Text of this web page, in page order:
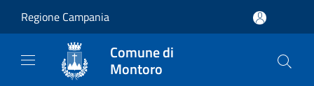
Regione Campania
Comune di
Montoro